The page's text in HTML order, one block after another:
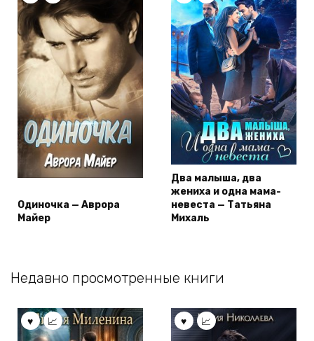
Одиночка — Аврора
Майер
Два малыша, два
жениха и одна мама-
невеста — Татьяна
Михаль
Недавно просмотренные книги